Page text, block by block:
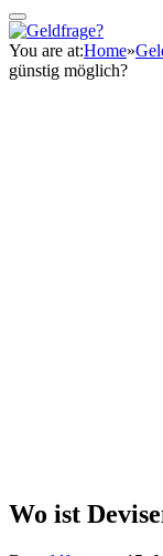
You are at:Home»
günstig möglich?
Wo ist